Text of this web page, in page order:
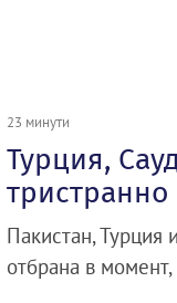
23 минути
Турция,
Пакистан, Турция
отбрана в момент,